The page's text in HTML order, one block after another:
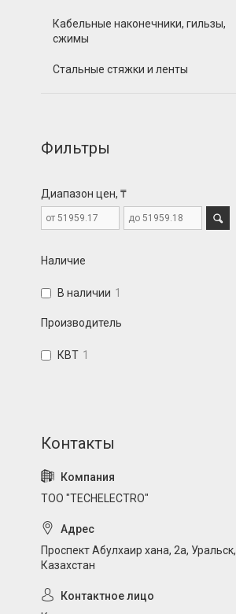
Кабельные наконечники, гильзы,
сжимы
Стальные стяжки и ленты
Фильтры
Диапазон цен, ₸
Наличие
В наличии 1
Производитель
КВТ 1
ТОО "TECHELECTRO"
Проспект Абулхаир хана, 2а, Уральск,
Казахстан